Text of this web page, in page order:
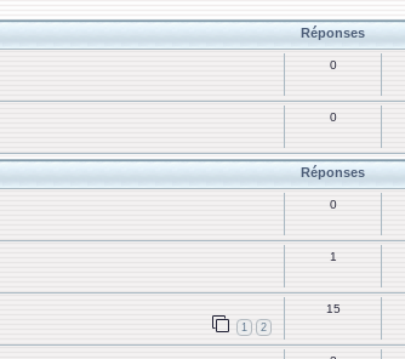
Réponses
0
0
Réponses
0
1
1 2
15